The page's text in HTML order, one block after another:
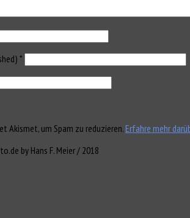
*
Akismet, um Spam zu reduzieren.Erfahre mehr
by Hans F. Meier / 2018